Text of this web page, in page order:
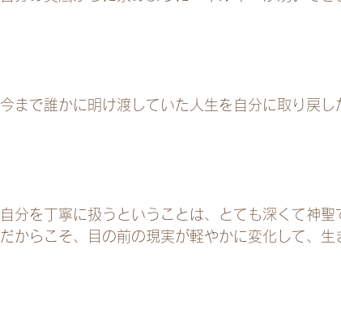
今まで誰かに明け渡していた人生を自分に取り戻し
自分を丁寧に扱うということは、とても深くて神
だからこそ、目の前の現実が軽やかに変化して、